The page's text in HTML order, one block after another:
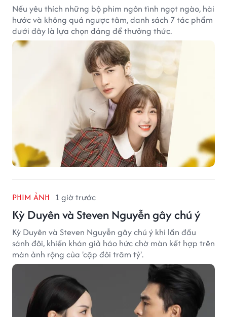
Nếu yêu thích những bộ phim ngôn tình ngọt ngào, hài
hước và không quá ngược tâm, danh sách 7 tác phẩm
dưới đây là lựa chọn đáng để thưởng thức.
PHIM ẢNH 1 giờ trước
Kỳ Duyên và Steven Nguyễn gây chú ý
Kỳ Duyên và Steven Nguyễn gây chú ý khi lần đầu
sánh đôi, khiến khán giả háo hức chờ màn kết hợp trên
màn ảnh rộng của 'cặp đôi trăm tỷ'.